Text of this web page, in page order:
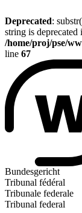
Deprecated:
string is deprecated
/home/proj/pse/
line 67
Bundesgericht
Tribunal fédéral
Tribunale federale
Tribunal federal